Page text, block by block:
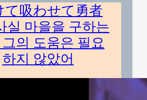
て吸わせて勇者
실 마을을 구하는
의 도움은 필요
하지 않았어